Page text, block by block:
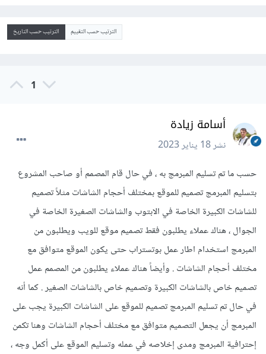
الترتيب حسب التقييم الترتيب حسب التاريخ
1
أسامة زيادة
نشر18 يناير 2023
حسب ما تم تسليم المبرمج به ، في حال قام المصمم أو صاحب المشروع
بتسليم المبرمج تصميم للموقع بمختلف أحجام الشاشات مثلاً تصميم
للشاشات الكبيرة الخاصة في الابتوب والشاشات الصغيرة الخاصة في
الجوال ، هناك عملاء يطلبون فقط تصميم موقع للويب ويطلبون من
المبرمج استخدام اطار عمل بوتستراب حتى يكون الموقع متوافق مع
مختلف أحجام الشاشات . وأيضاً هناك عملاء يطلبون من المصمم عمل
تصميم خاص بالشاشات الكبيرة وتصميم خاص بالشاشات الصغير . كما أنه
في حال تم تسليم المبرمج تصميم للموقع على الشاشات الكبيرة يجب على
المبرمج أن يجعل التصميم متوافق مع مختلف أحجام الشاشات وهنا تكمن
إحترافية المبرمج ومدى إخلاصه في عمله وتسليم الموقع على أكمل وجه ،